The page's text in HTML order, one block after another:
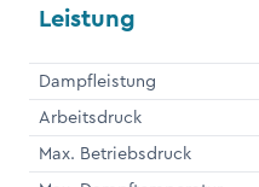
Leistung
Dampfleistung
Arbeitsdruck
Max. Betriebsdruck